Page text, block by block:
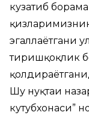
кузатиб
эгаллаётгани
тиришқоқлик
Шу нуқтаи
кутубхонаси”